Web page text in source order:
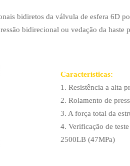
bidiretos da válvula de esfera 6D
bidirecional ou vedação da
Características:
1. Resistência a alta
2. Rolamento de
3. A força total da
4. Verificação de
2500LB (47MPa)